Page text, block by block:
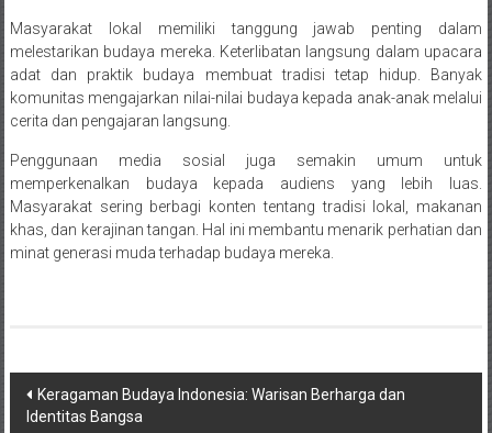
Masyarakat lokal memiliki tanggung jawab penting dalam
melestarikan budaya mereka. Keterlibatan langsung dalam upacara
adat dan praktik budaya membuat tradisi tetap hidup. Banyak
komunitas mengajarkan nilai-nilai budaya kepada anak-anak melalui
cerita dan pengajaran langsung.
Penggunaan media sosial juga semakin umum untuk
memperkenalkan budaya kepada audiens yang lebih luas.
Masyarakat sering berbagi konten tentang tradisi lokal, makanan
khas, dan kerajinan tangan. Hal ini membantu menarik perhatian dan
minat generasi muda terhadap budaya mereka.
Post
Keragaman Budaya Indonesia: Warisan Berharga dan
Identitas Bangsa